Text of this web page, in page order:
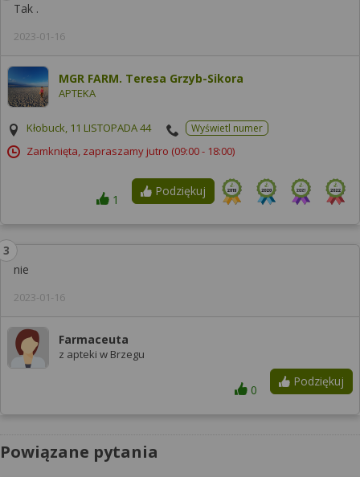
Tak .
2023-01-16
MGR FARM. Teresa Grzyb-Sikora
APTEKA
Kłobuck, 11 LISTOPADA 44 Wyświetl numer
Zamknięta, zapraszamy jutro (09:00 - 18:00)
Podziękuj
1
nie
2023-01-16
Farmaceuta
z apteki w Brzegu
Podziękuj
0
Powiązane pytania